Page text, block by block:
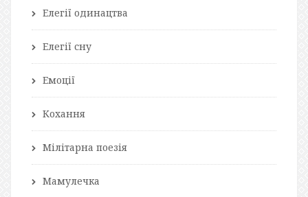
Елегії одинацтва
Елегії сну
Емоції
Кохання
Мілітарна поезія
Мамулечка